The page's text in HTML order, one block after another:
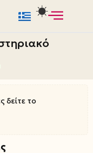
δείτε το